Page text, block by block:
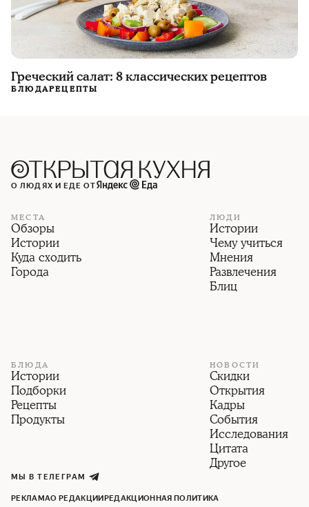
Греческий салат: 8 классических рецептов
БЛЮДАРЕЦЕПТЫ
О ЛЮДЯХ И ЕДЕ ОТ
МЕСТА
Обзоры
Истории
Куда сходить
Города
ЛЮДИ
Истории
Чему учиться
Мнения
Развлечения
Блиц
БЛЮДА
Истории
Подборки
Рецепты
Продукты
НОВОСТИ
Скидки
Открытия
Кадры
События
Исследования
Цитата
Другое
МЫ В ТЕЛЕГРАМ
РЕКЛАМАО РЕДАКЦИИ РЕДАКЦИОННАЯ ПОЛИТИКА